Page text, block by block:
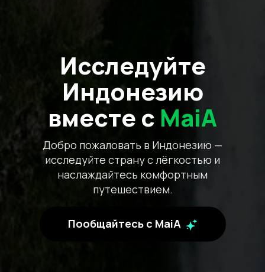
Исследуйте
Индонезию
вместе с MaiA
Добро пожаловать в Индонезию —
исследуйте страну с лёгкостью и
наслаждайтесь комфортным
путешествием.
Пообщайтесь с MaiA